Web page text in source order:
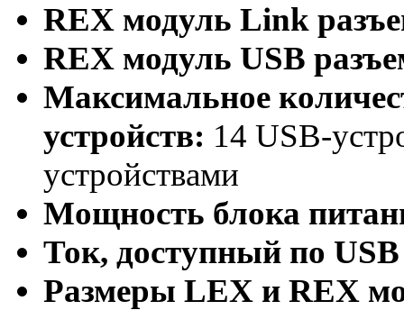
REX модуль Link
REX модуль USB
Максимальное
устройств: 14 USB-
устройствами
Мощность блока
Ток, доступный по
Размеры LEX и REX